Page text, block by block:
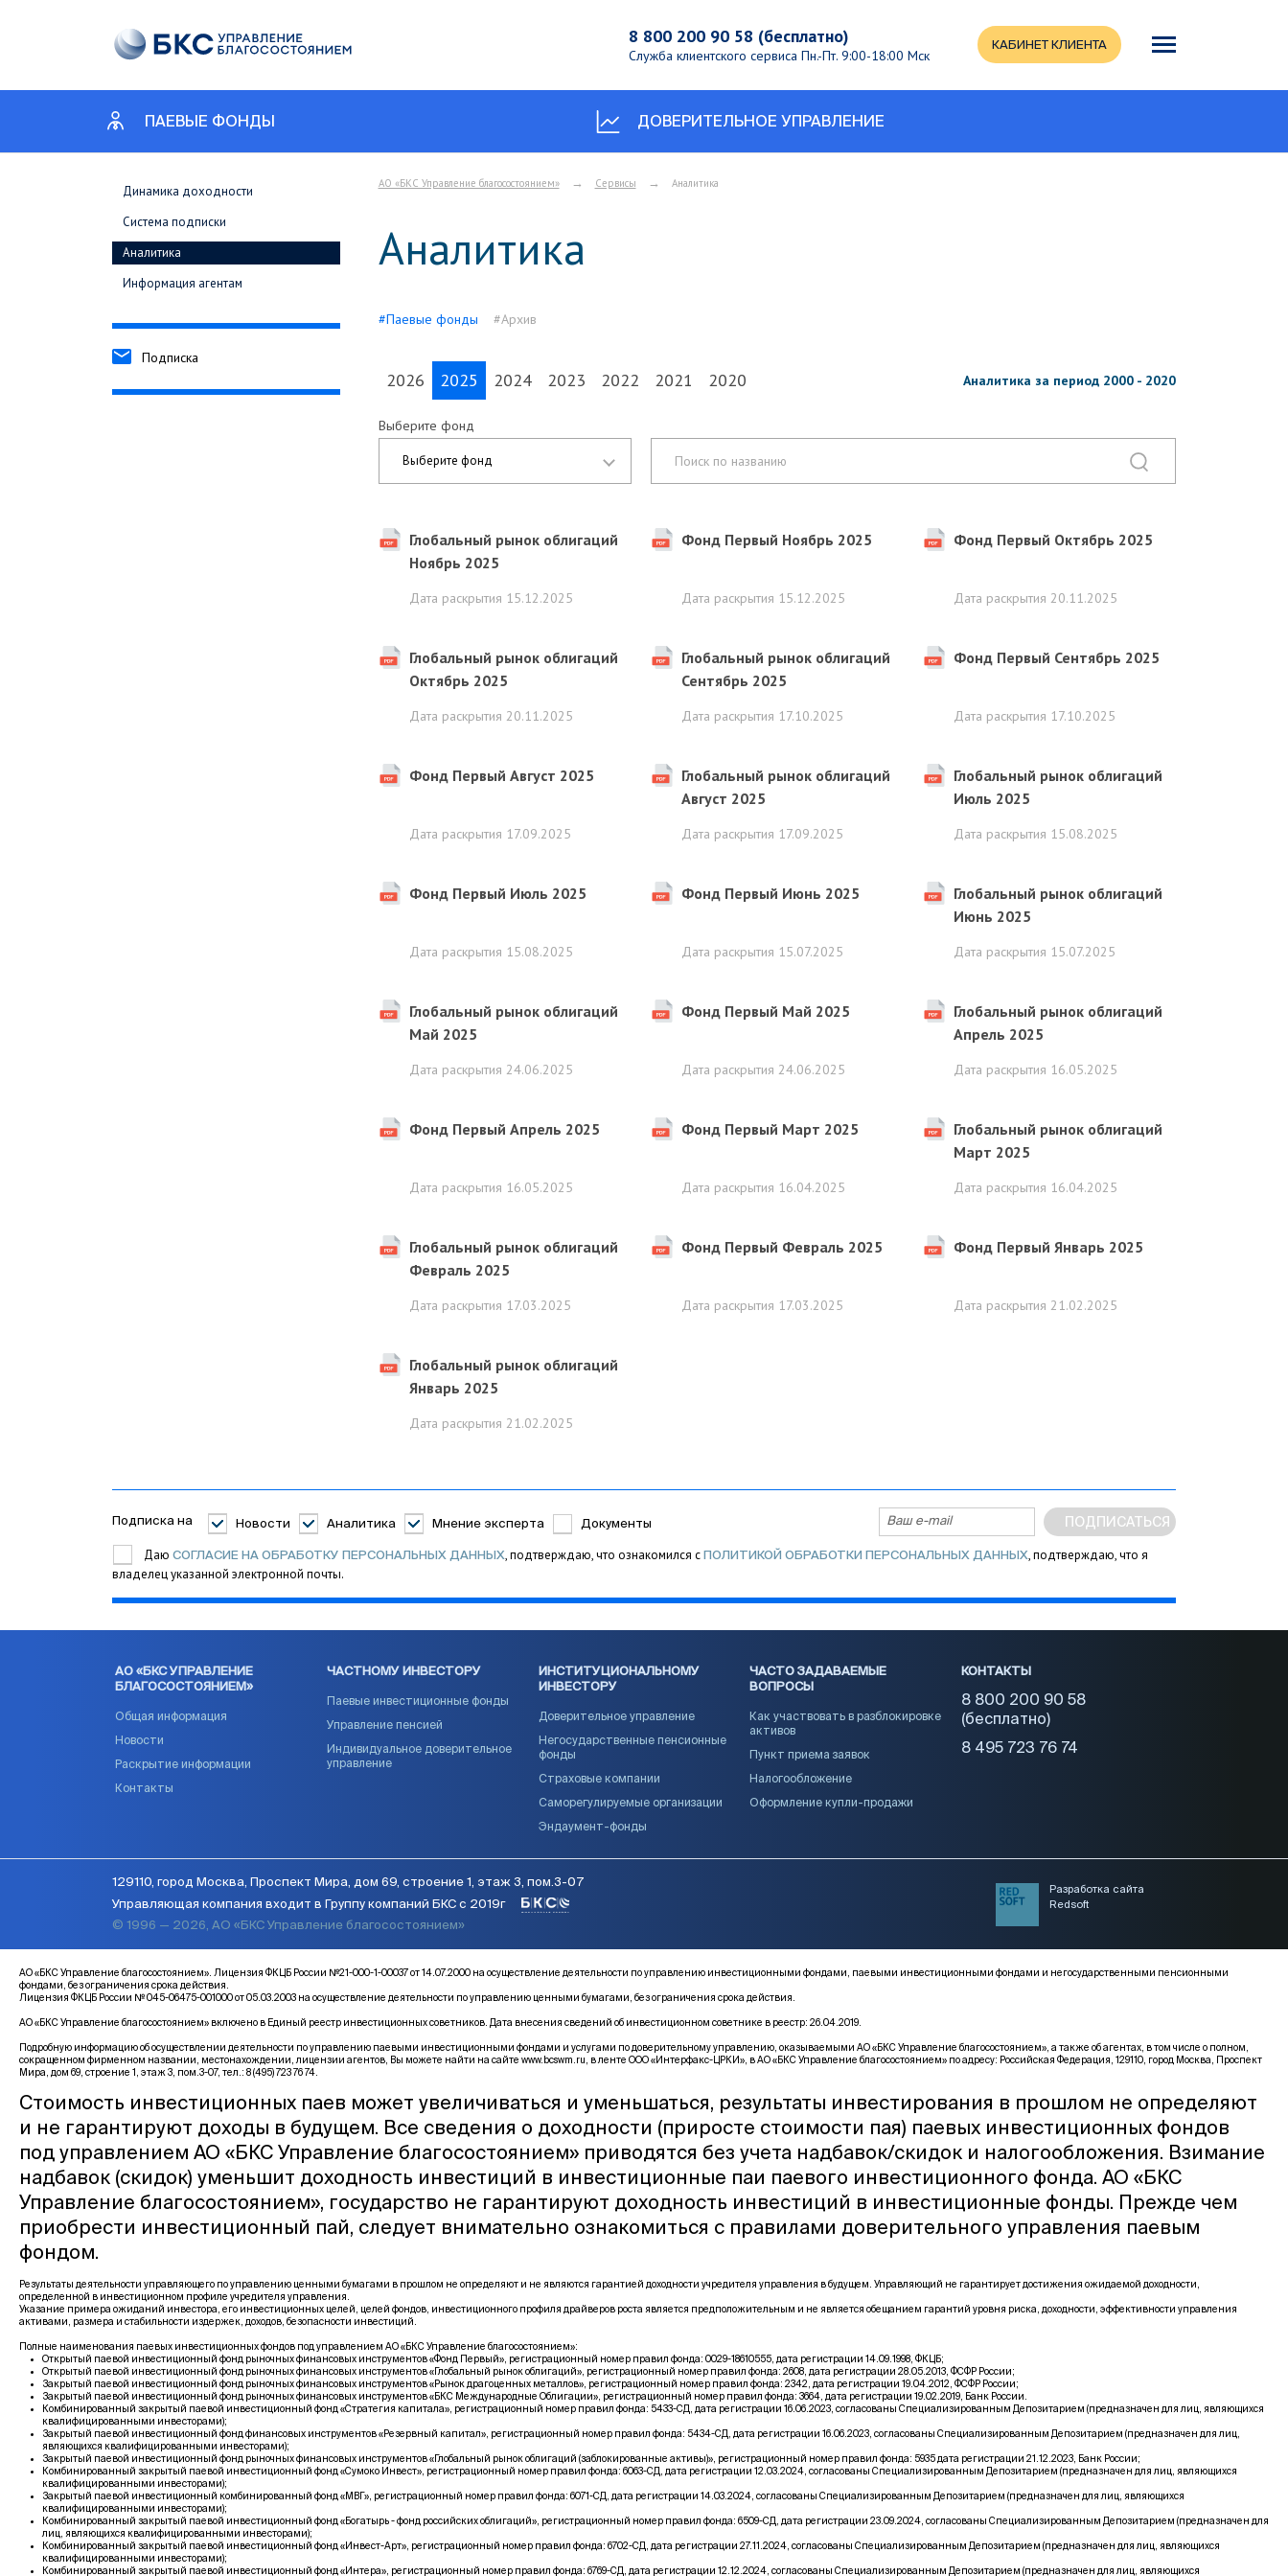
8 800 200 90 58 (бесплатно)
Служба клиентского сервиса Пн.-Пт. 9:00-18:00 Мск
КАБИНЕТ КЛИЕНТА
ПАЕВЫЕ ФОНДЫ ДОВЕРИТЕЛЬНОЕ УПРАВЛЕНИЕ
Динамика доходности
Система подписки
Аналитика
Информация агентам
Подписка
АО «БКС Управление благосостоянием» → Сервисы → Аналитика
Аналитика
#Паевые фонды #Архив
2026 2025 2024 2023 2022 2021 2020 Аналитика за период 2000 - 2020
Выберите фонд
Выберите фонд
Глобальный рынок облигаций
Ноябрь 2025
Дата раскрытия 15.12.2025
Фонд Первый Ноябрь 2025
Дата раскрытия 15.12.2025
Фонд Первый Октябрь 2025
Дата раскрытия 20.11.2025
Глобальный рынок облигаций
Октябрь 2025
Дата раскрытия 20.11.2025
Глобальный рынок облигаций
Сентябрь 2025
Дата раскрытия 17.10.2025
Фонд Первый Сентябрь 2025
Дата раскрытия 17.10.2025
Фонд Первый Август 2025
Дата раскрытия 17.09.2025
Глобальный рынок облигаций
Август 2025
Дата раскрытия 17.09.2025
Глобальный рынок облигаций
Июль 2025
Дата раскрытия 15.08.2025
Фонд Первый Июль 2025
Дата раскрытия 15.08.2025
Фонд Первый Июнь 2025
Дата раскрытия 15.07.2025
Глобальный рынок облигаций
Июнь 2025
Дата раскрытия 15.07.2025
Глобальный рынок облигаций
Май 2025
Дата раскрытия 24.06.2025
Фонд Первый Май 2025
Дата раскрытия 24.06.2025
Глобальный рынок облигаций
Апрель 2025
Дата раскрытия 16.05.2025
Фонд Первый Апрель 2025
Дата раскрытия 16.05.2025
Фонд Первый Март 2025
Дата раскрытия 16.04.2025
Глобальный рынок облигаций
Март 2025
Дата раскрытия 16.04.2025
Глобальный рынок облигаций
Февраль 2025
Дата раскрытия 17.03.2025
Фонд Первый Февраль 2025
Дата раскрытия 17.03.2025
Фонд Первый Январь 2025
Дата раскрытия 21.02.2025
Глобальный рынок облигаций
Январь 2025
Дата раскрытия 21.02.2025
Подписка на Новости Аналитика Мнение эксперта Документы ПОДПИСАТЬСЯ
Даю СОГЛАСИЕ НА ОБРАБОТКУ ПЕРСОНАЛЬНЫХ ДАННЫХ, подтверждаю, что ознакомился с ПОЛИТИКОЙ ОБРАБОТКИ ПЕРСОНАЛЬНЫХ ДАННЫХ, подтверждаю, что я
владелец указанной электронной почты.
АО «БКС УПРАВЛЕНИЕ
БЛАГОСОСТОЯНИЕМ»
Общая информация
Новости
Раскрытие информации
Контакты
ЧАСТНОМУ ИНВЕСТОРУ
Паевые инвестиционные фонды
Управление пенсией
Индивидуальное доверительное
управление
ИНСТИТУЦИОНАЛЬНОМУ
ИНВЕСТОРУ
Доверительное управление
Негосударственные пенсионные
фонды
Страховые компании
Саморегулируемые организации
Эндаумент-фонды
ЧАСТО ЗАДАВАЕМЫЕ
ВОПРОСЫ
Как участвовать в разблокировке
активов
Пункт приема заявок
Налогообложение
Оформление купли-продажи
КОНТАКТЫ
8 800 200 90 58
(бесплатно)
8 495 723 76 74
129110, город Москва, Проспект Мира, дом 69, строение 1, этаж 3, пом.3-07
Управляющая компания входит в Группу компаний БКС с 2019г
© 1996 — 2026, АО «БКС Управление благосостоянием»
Разработка сайта
Redsoft
АО «БКС Управление благосостоянием». Лицензия ФКЦБ России №21-000-1-00037 от 14.07.2000 на осуществление деятельности по управлению инвестиционными фондами, паевыми инвестиционными фондами и негосударственными пенсионными
фондами, без ограничения срока действия.
Лицензия ФКЦБ России № 045-06475-001000 от 05.03.2003 на осуществление деятельности по управлению ценными бумагами, без ограничения срока действия.
АО «БКС Управление благосостоянием» включено в Единый реестр инвестиционных советников. Дата внесения сведений об инвестиционном советнике в реестр: 26.04.2019.
Подробную информацию об осуществлении деятельности по управлению паевыми инвестиционными фондами и услугами по доверительному управлению, оказываемыми АО «БКС Управление благосостоянием», а также об агентах, в том числе о полном,
сокращенном фирменном названии, местонахождении, лицензии агентов, Вы можете найти на сайте www.bcswm.ru , в ленте ООО «Интерфакс-ЦРКИ», в АО «БКС Управление благосостоянием» по адресу: Российская Федерация, 129110, город Москва, Проспект
Мира, дом 69, строение 1, этаж 3, пом.3-07, тел.: 8 (495) 723 76 74.
Стоимость инвестиционных паев может увеличиваться и уменьшаться, результаты инвестирования в прошлом не определяют
и не гарантируют доходы в будущем. Все сведения о доходности (приросте стоимости пая) паевых инвестиционных фондов
под управлением АО «БКС Управление благосостоянием» приводятся без учета надбавок/скидок и налогообложения. Взимание
надбавок (скидок) уменьшит доходность инвестиций в инвестиционные паи паевого инвестиционного фонда. АО «БКС
Управление благосостоянием», государство не гарантируют доходность инвестиций в инвестиционные фонды. Прежде чем
приобрести инвестиционный пай, следует внимательно ознакомиться с правилами доверительного управления паевым
фондом.
Результаты деятельности управляющего по управлению ценными бумагами в прошлом не определяют и не являются гарантией доходности учредителя управления в будущем. Управляющий не гарантирует достижения ожидаемой доходности,
определенной в инвестиционном профиле учредителя управления.
Указание примера ожиданий инвестора, его инвестиционных целей, целей фондов, инвестиционного профиля драйверов роста является предположительным и не является обещанием гарантий уровня риска, доходности, эффективности управления
активами, размера и стабильности издержек, доходов, безопасности инвестиций.
Полные наименования паевых инвестиционных фондов под управлением АО «БКС Управление благосостоянием»:
Открытый паевой инвестиционный фонд рыночных финансовых инструментов «Фонд Первый», регистрационный номер правил фонда: 0029-18610555, дата регистрации 14.09.1998, ФКЦБ;
Открытый паевой инвестиционный фонд рыночных финансовых инструментов «Глобальный рынок облигаций», регистрационный номер правил фонда: 2608, дата регистрации 28.05.2013, ФСФР России;
Закрытый паевой инвестиционный фонд рыночных финансовых инструментов «Рынок драгоценных металлов», регистрационный номер правил фонда: 2342, дата регистрации 19.04.2012, ФСФР России;
Закрытый паевой инвестиционный фонд рыночных финансовых инструментов «БКС Международные Облигации», регистрационный номер правил фонда: 3664, дата регистрации 19.02.2019, Банк России.
Комбинированный закрытый паевой инвестиционный фонд «Стратегия капитала», регистрационный номер правил фонда: 5433-СД, дата регистрации 16.06.2023, согласованы Специализированным Депозитарием (предназначен для лиц, являющихся
квалифицированными инвесторами);
Закрытый паевой инвестиционный фонд финансовых инструментов «Резервный капитал», регистрационный номер правил фонда: 5434-СД, дата регистрации 16.06.2023, согласованы Специализированным Депозитарием (предназначен для лиц,
являющихся квалифицированными инвесторами);
Закрытый паевой инвестиционный фонд рыночных финансовых инструментов «Глобальный рынок облигаций (заблокированные активы)», регистрационный номер правил фонда: 5935 дата регистрации 21.12.2023, Банк России;
Комбинированный закрытый паевой инвестиционный фонд «Сумоко Инвест», регистрационный номер правил фонда: 6063-СД, дата регистрации 12.03.2024, согласованы Специализированным Депозитарием (предназначен для лиц, являющихся
квалифицированными инвесторами);
Закрытый паевой инвестиционный комбинированный фонд «МВГ», регистрационный номер правил фонда: 6071-СД, дата регистрации 14.03.2024, согласованы Специализированным Депозитарием (предназначен для лиц, являющихся
квалифицированными инвесторами);
Комбинированный закрытый паевой инвестиционный фонд «Богатырь - фонд российских облигаций», регистрационный номер правил фонда: 6509-СД, дата регистрации 23.09.2024, согласованы Специализированным Депозитарием (предназначен для
лиц, являющихся квалифицированными инвесторами);
Комбинированный закрытый паевой инвестиционный фонд «Инвест-Арт», регистрационный номер правил фонда: 6702-СД, дата регистрации 27.11.2024, согласованы Специализированным Депозитарием (предназначен для лиц, являющихся
квалифицированными инвесторами);
Комбинированный закрытый паевой инвестиционный фонд «Интера», регистрационный номер правил фонда: 6769-СД, дата регистрации 12.12.2024, согласованы Специализированным Депозитарием (предназначен для лиц, являющихся